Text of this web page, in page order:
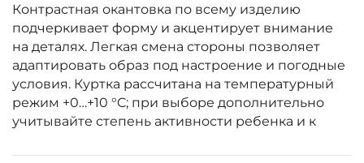
Контрастная окантовка по всему изделию
подчеркивает форму и акцентирует внимание
на деталях. Легкая смена стороны позволяет
адаптировать образ под настроение и погодные
условия. Куртка рассчитана на температурный
режим +0…+10 °C; при выборе дополнительно
учитывайте степень активности ребенка и к